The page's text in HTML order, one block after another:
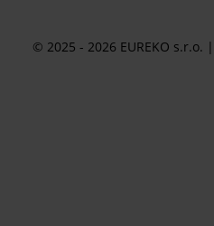
© 2025 - 2026 EUREKO